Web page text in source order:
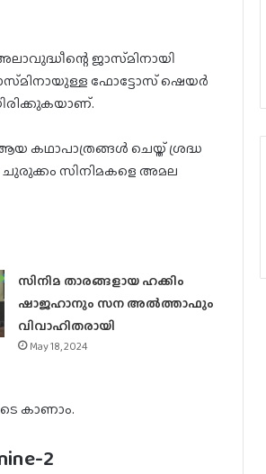
ജാസ്‌മിനായി
ഫോട്ടോസ് ഷെയർ
കഥാപാത്രങ്ങൾ ചെയ്ത് ശ്രദ്ധ
ചുരുക്കം സിനിമകളെ അമല
സിനിമ താരങ്ങളായ ഹക്കിം
ഷാജഹാനും സന അൽത്താഫും
വിവാഹിതരായി
May 18, 2024
കാണാം.
2